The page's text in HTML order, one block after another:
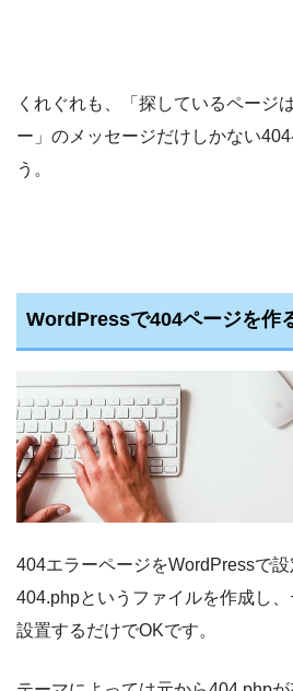
くれぐれも、「探しているページ
ー」のメッセージだけしかない
う。
WordPressで404ページを作
404エラーページをWordPressで設
404.phpというファイルを作成し
設置するだけでOKです。